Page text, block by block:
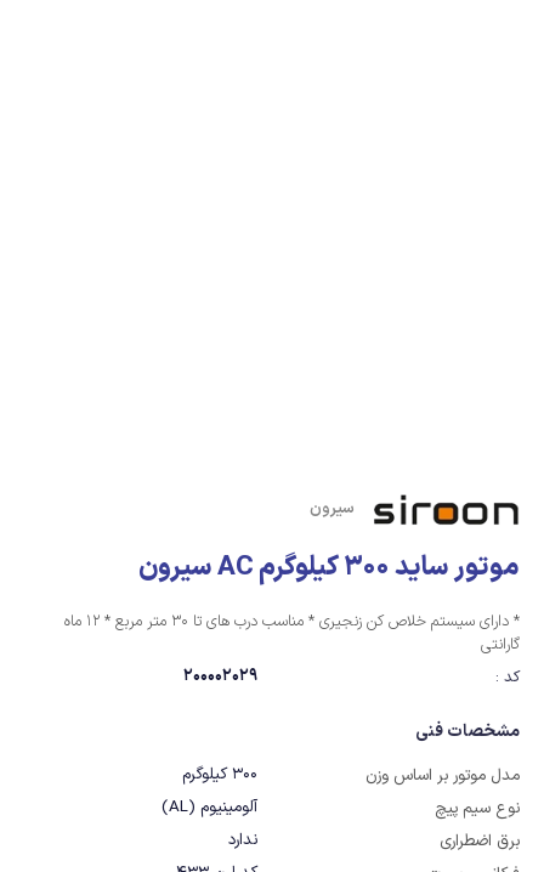
سیرون
موتور ساید 300 کیلوگرم AC سیرون
* دارای سیستم خلاص کن زنجیری * مناسب درب های تا 30 متر مربع * 12 ماه
گارانتی
کد :
200002029
مشخصات فنی
مدل موتور بر اساس وزن
300 کیلوگرم
نوع سیم پیچ
آلومینیوم (AL)
برق اضطراری
ندارد